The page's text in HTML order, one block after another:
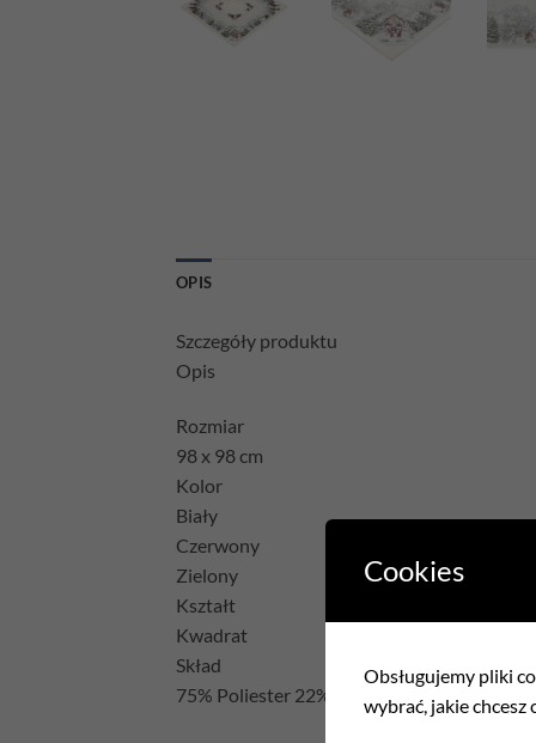
OPIS
Szczegóły produktu
Opis
Rozmiar
98 x 98 cm
Kolor
Biały
Czerwony
Zielony
Kształt
Kwadrat
Skład
75% Poliester 22% Bawełna 3% Akryl
Cookies
Obsługujemy pliki
wybrać, jakie chcesz